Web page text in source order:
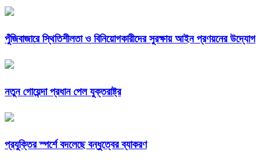
পুঁজিবাজারে স্থিতিশীলতা ও বিনিয়োগকারীদের সুরক্ষায় আইন প্রণয়নের উদ্যোগ
নতুন গোয়েন্দা প্রধান পেল যুক্তরাষ্ট্র
প্রযুক্তির স্পর্শে বদলেছে বন্ধুত্বের ব্যাকরণ